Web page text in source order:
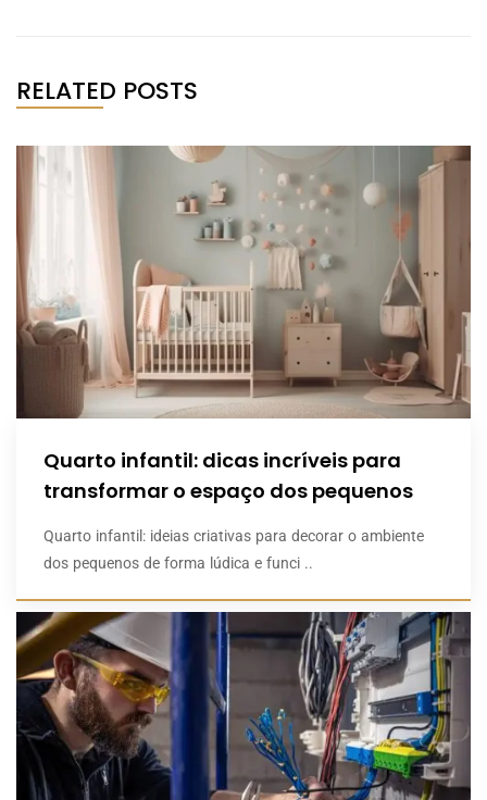
RELATED POSTS
Quarto infantil: dicas incríveis para
transformar o espaço dos pequenos
Quarto infantil: ideias criativas para decorar o ambiente
dos pequenos de forma lúdica e funci ..